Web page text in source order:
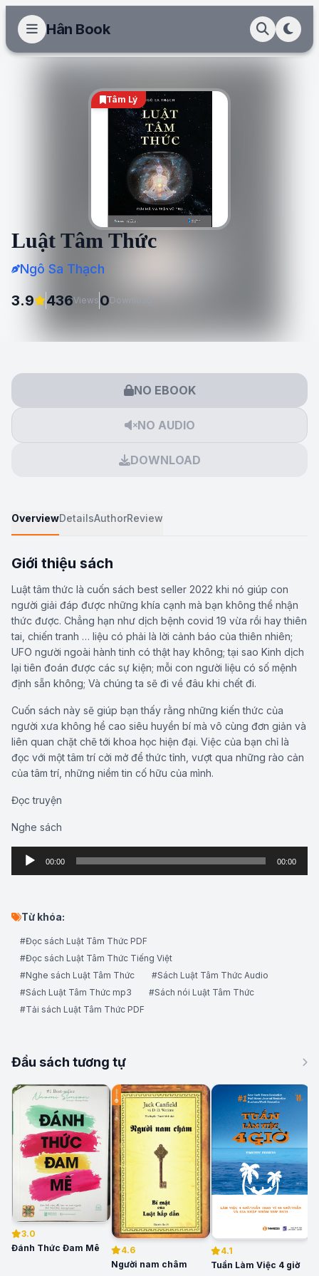
Hân Book
Tâm Lý
Luật Tâm Thức
Ngô Sa Thạch
3.9 436Views 0Download
NO EBOOK
NO AUDIO
DOWNLOAD
OverviewDetailsAuthorReview
Giới thiệu sách
Luật tâm thức là cuốn sách best seller 2022 khi nó giúp con
người giải đáp được những khía cạnh mà bạn không thể nhận
thức được. Chẳng hạn như dịch bệnh covid 19 vừa rồi hay thiên
tai, chiến tranh … liệu có phải là lời cảnh báo của thiên nhiên;
UFO người ngoài hành tinh có thật hay không; tại sao Kinh dịch
lại tiên đoán được các sự kiện; mỗi con người liệu có số mệnh
định sẵn không; Và chúng ta sẽ đi về đâu khi chết đi.
Cuốn sách này sẽ giúp bạn thấy rằng những kiến thức của
người xưa không hề cao siêu huyền bí mà vô cùng đơn giản và
liên quan chặt chẽ tới khoa học hiện đại. Việc của bạn chỉ là
đọc với một tâm trí cởi mở để thức tỉnh, vượt qua những rào cản
của tâm trí, những niềm tin cố hữu của mình.
Đọc truyện
Nghe sách
Audio
Player
00:00 00:00
Từ khóa:
#Đọc sách Luật Tâm Thức PDF
#Đọc sách Luật Tâm Thức Tiếng Việt
#Nghe sách Luật Tâm Thức
#Sách Luật Tâm Thức Audio
#Sách Luật Tâm Thức mp3
#Sách nói Luật Tâm Thức
#Tải sách Luật Tâm Thức PDF
Đầu sách tương tự
3.0
Đánh Thức Đam Mê
4.6
Người nam châm
4.1
Tuần Làm Việc 4 giờ